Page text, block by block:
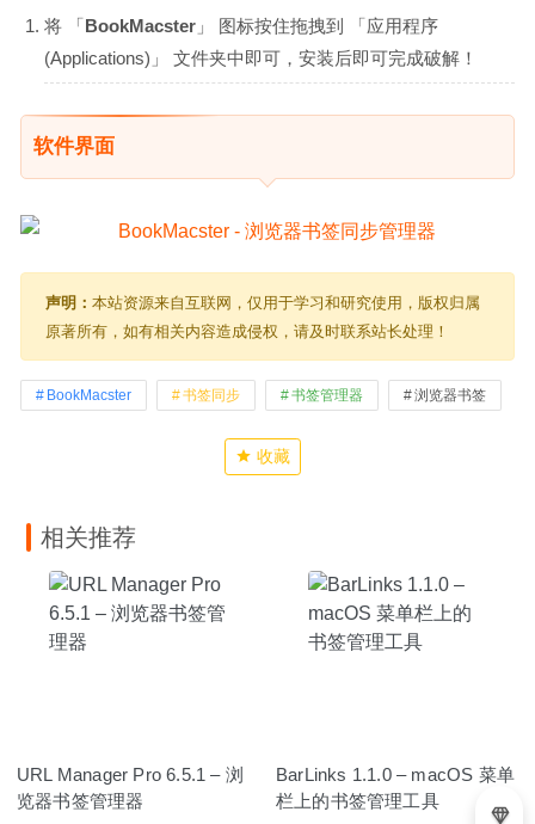
将 「BookMacster 」 图标按住拖拽到 「应用程序
(Applications)」 文件夹中即可，安装后即可完成破解！
软件界面
声明： 本站资源来自互联网，仅用于学习和研究使用，版权归属
原著所有，如有相关内容造成侵权，请及时联系站长处理！
BookMacster 书签同步 书签管理器 浏览器书签
收藏
相关推荐
URL Manager Pro 6.5.1 – 浏
览器书签管理器
BarLinks 1.1.0 – macOS 菜单
栏上的书签管理工具